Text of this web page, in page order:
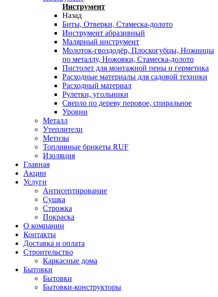
Инструмент
Назад
Биты, Отверки, Стамеска-долото
Инструмент абразивный
Малярный инструмент
Молоток-гвоздодёр, Плоскогубцы, Ножницы
по металлу, Ножовки, Стамеска-долото
Пистолет для монтажной пены и герметика
Расходные материалы для садовой техники
Расходный материал
Рулетки, угольники
Сверло по дереву перовое, спиральное
Уровни
Металл
Утеплители
Метизы
Топливные брикеты RUF
Изоляция
Главная
Акции
Услуги
Антисептирование
Сушка
Строжка
Покраска
О компании
Контакты
Доставка и оплата
Строительство
Каркасные дома
Бытовки
Бытовки
Бытовки-конструкторы